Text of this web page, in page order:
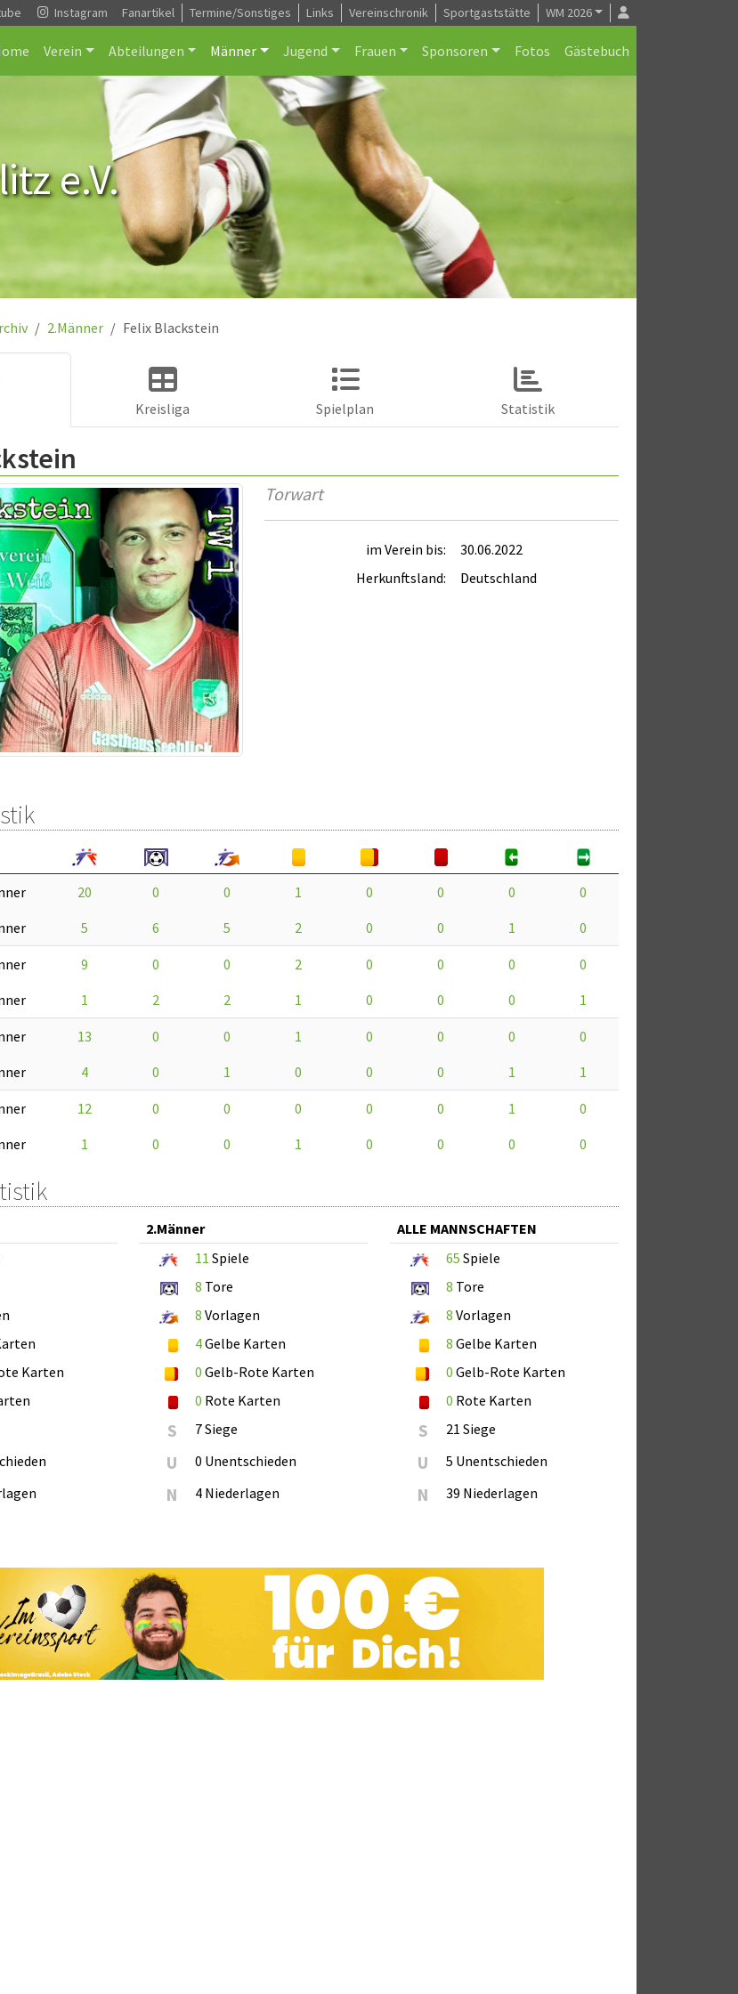
Instagram Fanartikel Termine/Sonstiges Links Vereinschronik Sportgaststätte WM 2026
Verein Abteilungen Männer Jugend Frauen Sponsoren Fotos Gästebuch
e.V.
2.Männer Felix Blackstein
Kreisliga Spielplan Statistik
Torwart
im Verein bis:
30.06.2022
Herkunftsland:
Deutschland
20 0 0 1 0 0 0
0
5 6 5 2 0 0 1 0
9 0 0 2 0 0 0
0
1 2 2 1 0 0 0 1
13 0 0 1 0 0 0
0
4 0 1 0 0 0 1 1
12 0 0 0 0 0 1
0
1 0 0 1 0 0 0 0
Karten
2.Männer
11 Spiele
8 Tore
8 Vorlagen
4Gelbe Karten
0 Gelb-Rote Karten
0 Rote Karten
S 7 Siege
U 0 Unentschieden
N 4 Niederlagen
ALLE MANNSCHAFTEN
65 Spiele
8 Tore
8 Vorlagen
8 Gelbe Karten
0 Gelb-Rote Karten
0 Rote Karten
S 21 Siege
U 5 Unentschieden
N 39 Niederlagen